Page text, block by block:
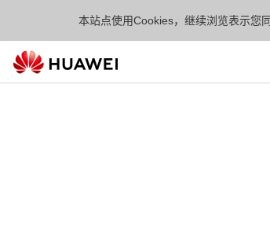
本站点使用Cookies，继续浏览表示您